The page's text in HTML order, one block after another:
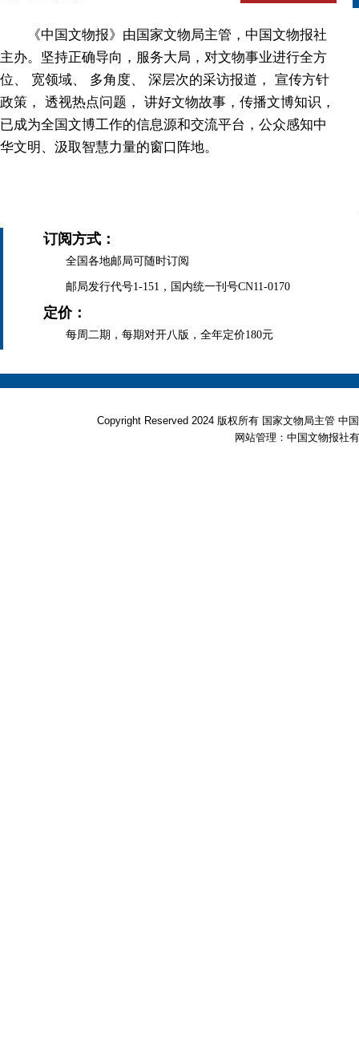
《中国文物报》由国家文物局主管，中国文物报社
主办。坚持正确导向，服务大局，对文物事业进行全方
位、 宽领域、 多角度、 深层次的采访报道， 宣传方针
政策， 透视热点问题， 讲好文物故事，传播文博知识，
已成为全国文博工作的信息源和交流平台，公众感知中
华文明、汲取智慧力量的窗口阵地。
订阅方式：
全国各地邮局可随时订阅
邮局发行代号1-151，国内统一刊号CN11-0170
定价：
每周二期，每期对开八版，全年定价180元
Copyright Reserved 2024 版权所有 国家文物局主管
网站管理：中国文物报社